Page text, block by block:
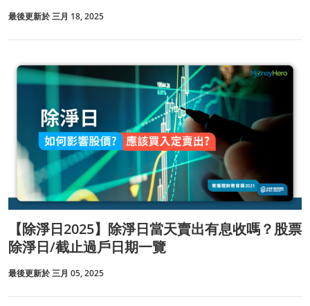
最後更新於 三月 18, 2025
【除淨日2025】除淨日當天賣出有息收嗎？股票
除淨日/截止過戶日期一覽
最後更新於 三月 05, 2025